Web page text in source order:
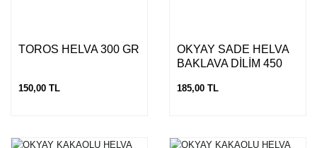
TOROS HELVA 300 GR
150,00 TL
OKYAY SADE HELVA
BAKLAVA DİLİM 450
185,00 TL